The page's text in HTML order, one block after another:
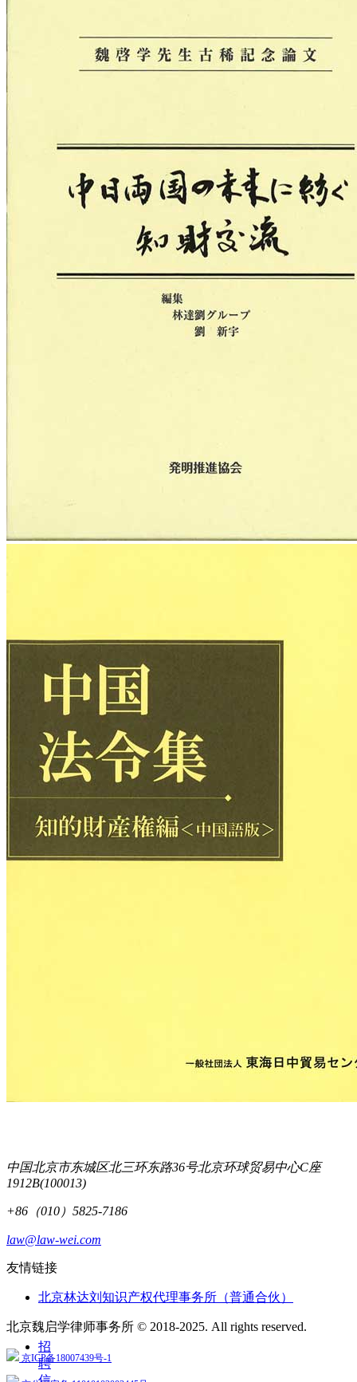
中国北京市东城区北三环东路36号北京环球贸易中心C座
1912B(100013)
+86（010）5825-7186
law@law-wei.com
友情链接
北京林达刘知识产权代理事务所（普通合伙）
北京魏启学律师事务所 © 2018-2025. All rights reserved.
京ICP备18007439号-1
招
聘